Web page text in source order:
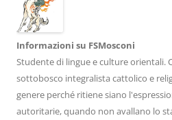
Informazioni su FSMosconi
Studente di lingue e culture orientali.
sottobosco integralista cattolico e
genere perché ritiene siano
autoritarie, quando non avallano lo